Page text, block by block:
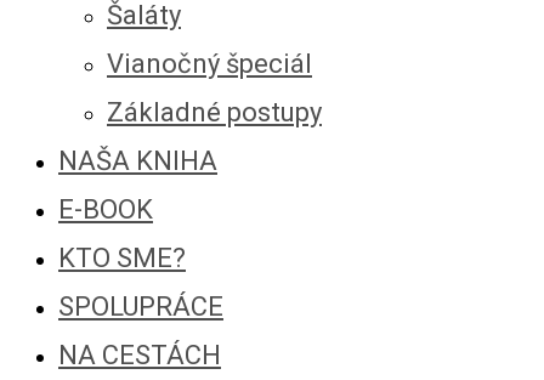
Šaláty
Vianočný špeciál
Základné postupy
NAŠA KNIHA
E-BOOK
KTO SME?
SPOLUPRÁCE
NA CESTÁCH